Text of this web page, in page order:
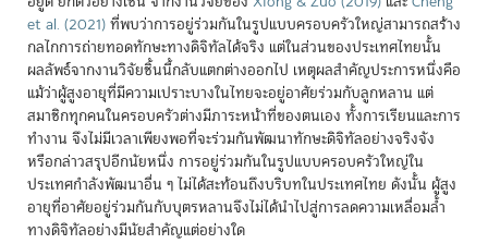
et al. (2021)ที่พบว่าการอยู่ร่วมกันในรูปแบบครอบครัวใหญ่สามารถสร้าง
กลไกการถ่ายทอดทักษะทางดิจิทัลได้จริง แต่ในส่วนของประเทศไทยนั้น
ผลลัพธ์จากงานวิจัยชิ้นนี้กลับแตกต่างออกไป เหตุผลสำคัญประการหนึ่งคือ
แม้ว่าผู้สูงอายุที่มีความเปราะบางในไทยจะอยู่อาศัยร่วมกับลูกหลาน แต่
สมาชิกทุกคนในครอบครัวต่างมีภาระหน้าที่ของตนเอง ทั้งการเรียนและการ
ทำงาน จึงไม่มีเวลาเพียงพอที่จะร่วมกันพัฒนาทักษะดิจิทัลอย่างจริงจัง
หรือกล่าวสรุปอีกนัยหนึ่ง การอยู่ร่วมกันในรูปแบบครอบครัวใหญ่ใน
ประเทศกำลังพัฒนาอื่น ๆ ไม่ได้สะท้อนถึงบริบทในประเทศไทย ดังนั้น ผู้สูง
อายุที่อาศัยอยู่ร่วมกันกับบุตรหลานจึงไม่ได้นำไปสู่การลดความเหลื่อมล้ำ
ทางดิจิทัลอย่างมีนัยสำคัญแต่อย่างใด